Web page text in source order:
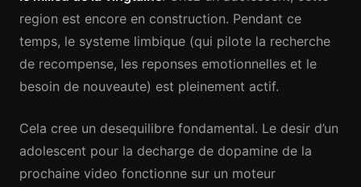
region est encore en construction. Pendant ce
temps, le systeme limbique (qui pilote la recherche
de recompense, les reponses emotionnelles et le
besoin de nouveaute) est pleinement actif.
Cela cree un desequilibre fondamental. Le desir d’un
adolescent pour la decharge de dopamine de la
prochaine video fonctionne sur un moteur